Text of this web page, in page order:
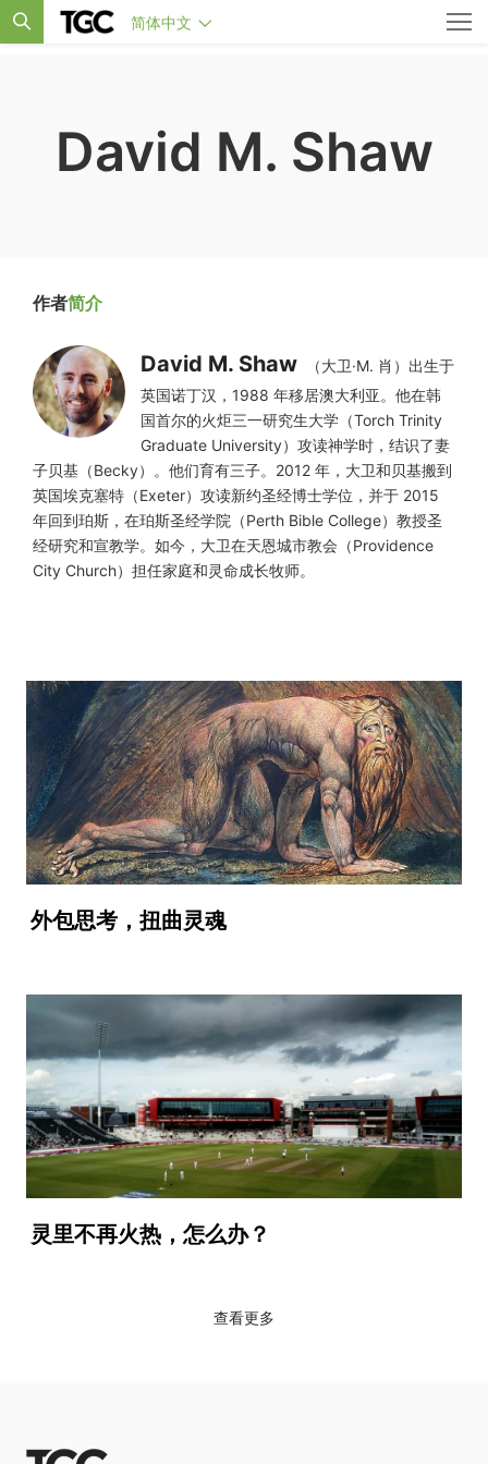
简体中文
David M. Shaw
作者简介
David M. Shaw
（大卫·M. 肖）出生于
英国诺丁汉，1988 年移居澳大利亚。他在韩
国首尔的火炬三一研究生大学（Torch Trinity
Graduate University）攻读神学时，结识了妻
子贝基（Becky）。他们育有三子。2012 年，大卫和贝基搬到
英国埃克塞特（Exeter）攻读新约圣经博士学位，并于 2015
年回到珀斯，在珀斯圣经学院（Perth Bible College）教授圣
经研究和宣教学。如今，大卫在天恩城市教会（Providence
City Church）担任家庭和灵命成长牧师。
外包思考，扭曲灵魂
灵里不再火热，怎么办？
查看更多